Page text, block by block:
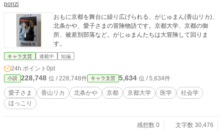
ponzi
おもに京都を舞台に繰り広げられる、がじゅまん(香山リカ)、
北条かや、愛子さまの冒険物語です。京都大学、京都の御
所、被差別部落など。がじゅまんたちは大冒険して回りま
す。
キャラ文芸 連載中 短編
24h.ポイント 0pt
小説 228,748 位 / 228,748件 キャラ文芸 5,634 位 / 5,634件
愛子さま 香山リカ 北条かや 京都 京都大学 医学
社会学
ほっこり
感想数 0
文字数 30,476